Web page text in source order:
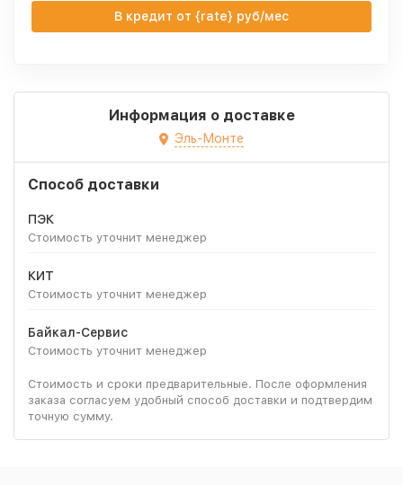
В кредит от {rate} руб/мес
Информация о доставке
Эль-Монте
Способ доставки
ПЭК
Стоимость уточнит менеджер
КИТ
Стоимость уточнит менеджер
Байкал-Сервис
Стоимость уточнит менеджер
Стоимость и сроки предварительные. После оформления
заказа согласуем удобный способ доставки и подтвердим
точную сумму.